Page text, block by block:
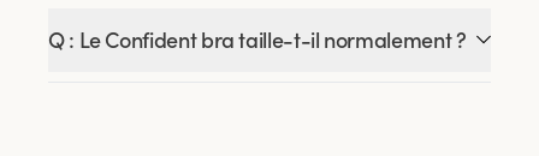
Q : Le Confident bra taille-t-il normalement ?